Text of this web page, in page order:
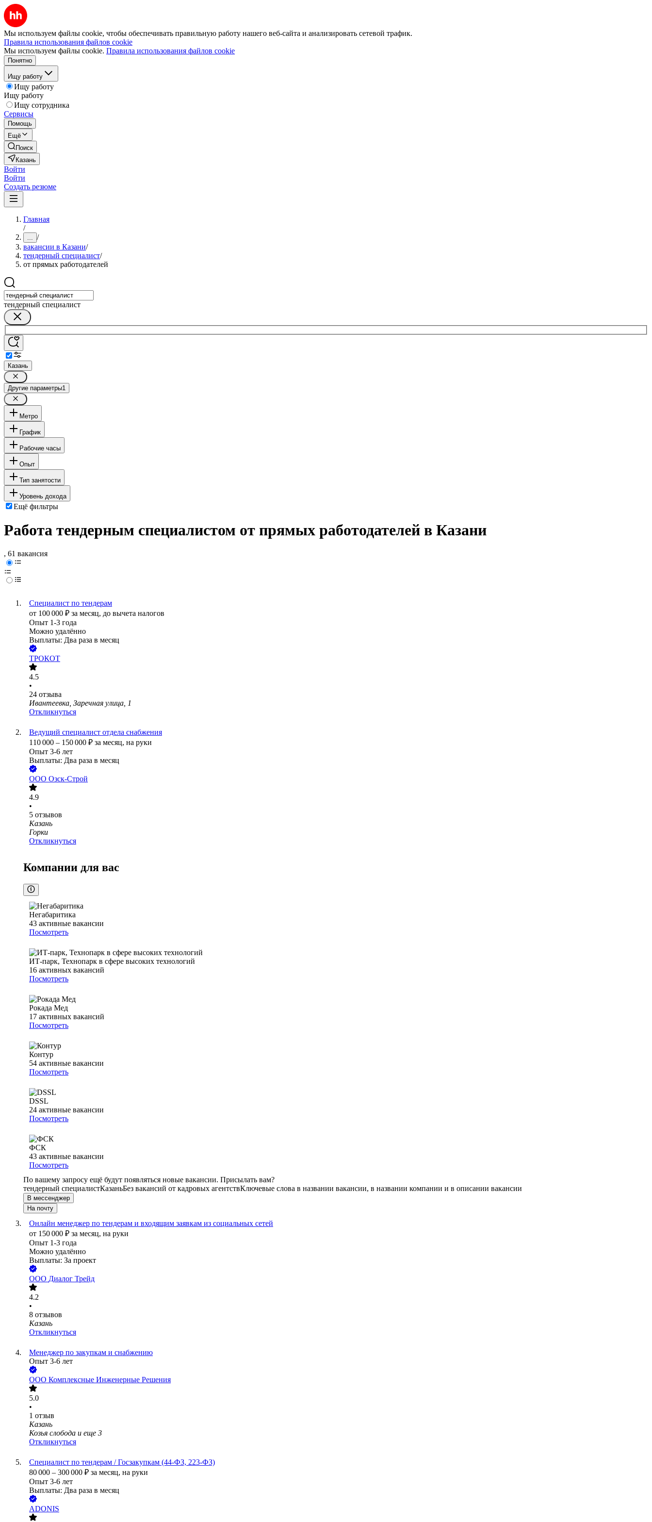
Мы используем файлы cookie, чтобы обеспечивать правильную работу нашего веб-сайта и анализировать сетевой трафик.
Правила использования файлов cookie
Мы используем файлы cookie. Правила использования файлов cookie
Понятно
Ищу работу
Ищу работу
Ищу работу
Ищу сотрудника
Сервисы
Помощь
Ещё
Поиск
Казань
Войти
Войти
Создать резюме
Главная
/
... /
вакансии в Казани/
тендерный специалист/
от прямых работодателей
тендерный специалист
Казань
Другие параметры1
Метро
График
Рабочие часы
Опыт
Тип занятости
Уровень дохода
Ещё фильтры
Работа тендерным специалистом от прямых работодателей в Казани
, 61 вакансия
Специалист по тендерам
от 100 000 ₽ за месяц, до вычета налогов
Опыт 1-3 года
Можно удалённо
Выплаты: Два раза в месяц
ТРОКОТ
4.5
•
24 отзыва
Ивантеевка, Заречная улица, 1
Откликнуться
Ведущий специалист отдела снабжения
110 000 – 150 000 ₽ за месяц, на руки
Опыт 3-6 лет
Выплаты: Два раза в месяц
ООО Озск-Строй
4.9
•
5 отзывов
Казань
Горки
Откликнуться
Компании для вас
Негабаритика
43 активные вакансии
Посмотреть
ИТ-парк, Технопарк в сфере высоких технологий
16 активных вакансий
Посмотреть
Рокада Мед
17 активных вакансий
Посмотреть
Контур
54 активные вакансии
Посмотреть
DSSL
24 активные вакансии
Посмотреть
ФСК
43 активные вакансии
Посмотреть
По вашему запросу ещё будут появляться новые вакансии. Присылать вам?
тендерный специалистКазаньБез вакансий от кадровых агентствКлючевые слова в названии вакансии, в названии компании и в описании вакансии
В мессенджер
На почту
Онлайн менеджер по тендерам и входящим заявкам из социальных сетей
от 150 000 ₽ за месяц, на руки
Опыт 1-3 года
Можно удалённо
Выплаты: За проект
ООО Диалог Трейд
4.2
•
8 отзывов
Казань
Откликнуться
Менеджер по закупкам и снабжению
Опыт 3-6 лет
ООО Комплексные Инженерные Решения
5.0
•
1 отзыв
Казань
Козья слобода и еще 3
Откликнуться
Специалист по тендерам / Госзакупкам (44-ФЗ, 223-ФЗ)
80 000 – 300 000 ₽ за месяц, на руки
Опыт 3-6 лет
Выплаты: Два раза в месяц
ADONIS